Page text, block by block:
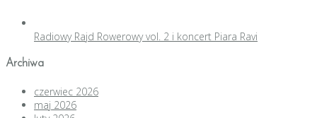
Radiowy Rajd Rowerowy vol. 2 i koncert Piara Ravi
Archiwa
czerwiec 2026
maj 2026